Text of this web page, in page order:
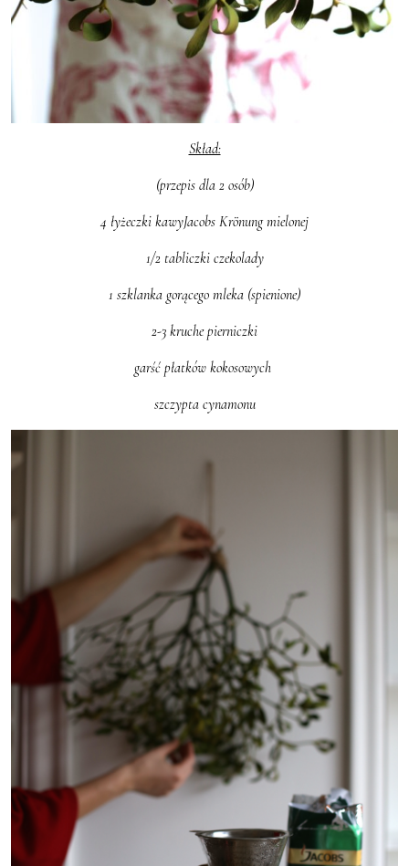
Skład:
(przepis dla 2 osób)
4 łyżeczki kawyJacobs Krönung mielonej
1/2 tabliczki czekolady
1 szklanka gorącego mleka (spienione)
2-3 kruche pierniczki
garść płatków kokosowych
szczypta cynamonu